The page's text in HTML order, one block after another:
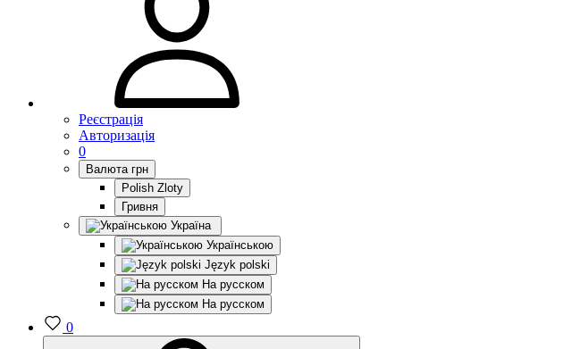
Реєстрація
Авторизація
0
Валюта грн
Polish Zloty
Гривня
Україна
Українською
Język polski
На русском
На русском
0